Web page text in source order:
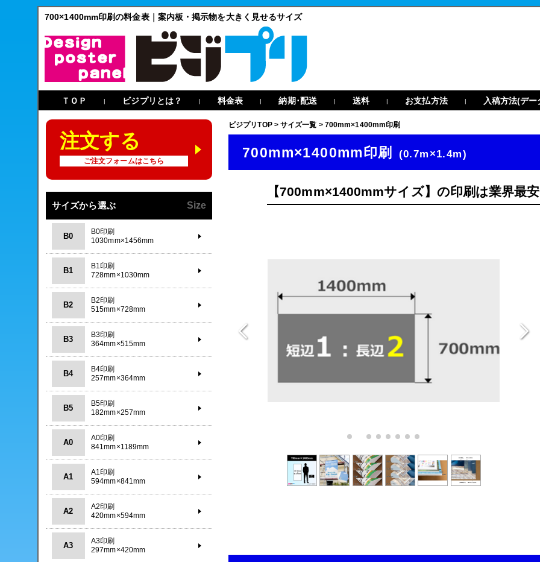
700×1400mm印刷の料金表｜案内板・掲示物を大きく見せるサイズ
ＴＯＰ | ビジプリとは？ | 料金表 | 納期･配送 | 送料 | お支払方法 | 入稿方法(デー
ビジプリTOP>サイズ一覧 > 700mm×1400mm印刷
700mm×1400mm印刷 (0.7m×1.4m)
【700mm×1400mmサイズ】の印刷は業界最
注文する
ご注文フォームはこちら
サイズから選ぶ Size
B0
B0印刷
1030mm×1456mm
B1
B1印刷
728mm×1030mm
B2
B2印刷
515mm×728mm
B3
B3印刷
364mm×515mm
B4
B4印刷
257mm×364mm
B5
B5印刷
182mm×257mm
A0
A0印刷
841mm×1189mm
A1
A1印刷
594mm×841mm
A2
A2印刷
420mm×594mm
A3
A3印刷
297mm×420mm